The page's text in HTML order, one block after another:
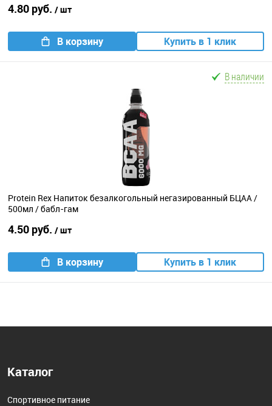
4.80 руб. / шт
В корзину Купить в 1 клик
В наличии
Protein Rex Напиток безалкогольный негазированный БЦАА /
500мл / бабл-гам
4.50 руб. / шт
В корзину Купить в 1 клик
Каталог
Спортивное питание